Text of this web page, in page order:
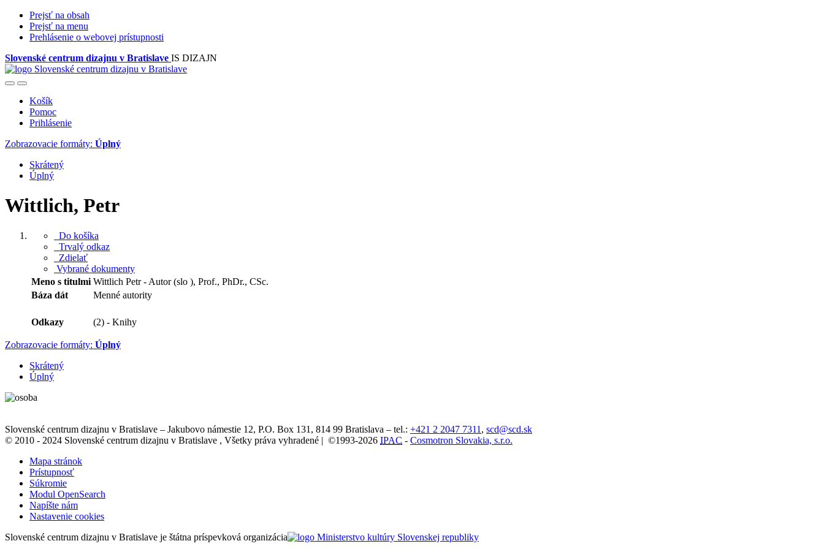
Prejsť na obsah
Prejsť na menu
Prehlásenie o webovej prístupnosti
Slovenské centrum dizajnu v Bratislave IS DIZAJN
Košík
Pomoc
Prihlásenie
Zobrazovacie formáty: Úplný
Skrátený
Úplný
Wittlich, Petr
Do košíka
Trvalý odkaz
Zdielať
Vybrané dokumenty
Meno s titulmi Wittlich Petr - Autor (slo ), Prof., PhDr., CSc.
Báza dát
Menné autority
Odkazy (2) - Knihy
Zobrazovacie formáty: Úplný
Skrátený
Úplný
Slovenské centrum dizajnu v Bratislave – Jakubovo námestie 12, P.O. Box 131, 814 99 Bratislava – tel.: +421 2 2047 7311 , scd@scd.sk
© 2010 - 2024 Slovenské centrum dizajnu v Bratislave , Všetky práva vyhradené | ©1993-2026 IPAC - Cosmotron Slovakia, s.r.o.
Mapa stránok
Prístupnosť
Súkromie
Modul OpenSearch
Napíšte nám
Nastavenie cookies
Slovenské centrum dizajnu v Bratislave je štátna príspevková organizácia